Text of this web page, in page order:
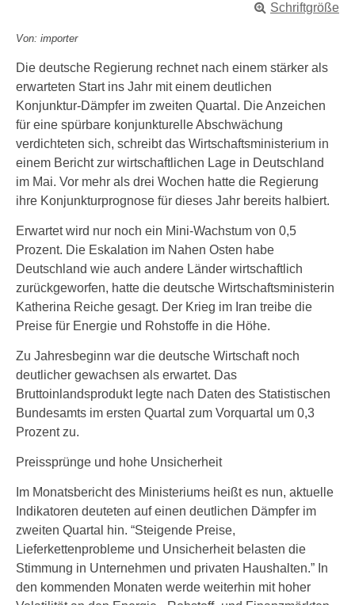
Schriftgröße
Von: importer
Die deutsche Regierung rechnet nach einem stärker als
erwarteten Start ins Jahr mit einem deutlichen
Konjunktur-Dämpfer im zweiten Quartal. Die Anzeichen
für eine spürbare konjunkturelle Abschwächung
verdichteten sich, schreibt das Wirtschaftsministerium in
einem Bericht zur wirtschaftlichen Lage in Deutschland
im Mai. Vor mehr als drei Wochen hatte die Regierung
ihre Konjunkturprognose für dieses Jahr bereits halbiert.
Erwartet wird nur noch ein Mini-Wachstum von 0,5
Prozent. Die Eskalation im Nahen Osten habe
Deutschland wie auch andere Länder wirtschaftlich
zurückgeworfen, hatte die deutsche Wirtschaftsministerin
Katherina Reiche gesagt. Der Krieg im Iran treibe die
Preise für Energie und Rohstoffe in die Höhe.
Zu Jahresbeginn war die deutsche Wirtschaft noch
deutlicher gewachsen als erwartet. Das
Bruttoinlandsprodukt legte nach Daten des Statistischen
Bundesamts im ersten Quartal zum Vorquartal um 0,3
Prozent zu.
Preissprünge und hohe Unsicherheit
Im Monatsbericht des Ministeriums heißt es nun, aktuelle
Indikatoren deuteten auf einen deutlichen Dämpfer im
zweiten Quartal hin. “Steigende Preise,
Lieferkettenprobleme und Unsicherheit belasten die
Stimmung in Unternehmen und privaten Haushalten.” In
den kommenden Monaten werde weiterhin mit hoher